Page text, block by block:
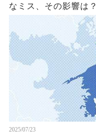
なミス、その影響は？
2025/07/23